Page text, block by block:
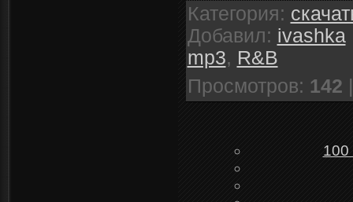
Категория:
Добавил: ivashka
mp3, R&B
Просмотров: 142
100